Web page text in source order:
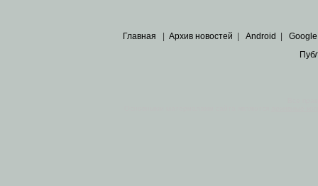
Главная Архив новостей Android Google